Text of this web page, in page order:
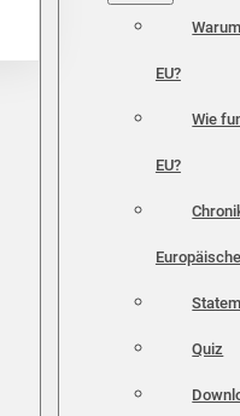
EU?
Wie
EU?
Quiz